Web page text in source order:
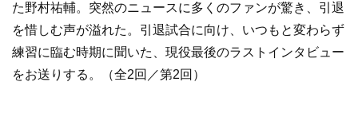
た野村祐輔。突然のニュースに多くのファンが驚き、引退
を惜しむ声が溢れた。引退試合に向け、いつもと変わらず
練習に臨む時期に聞いた、現役最後のラストインタビュー
をお送りする。（全2回／第2回）